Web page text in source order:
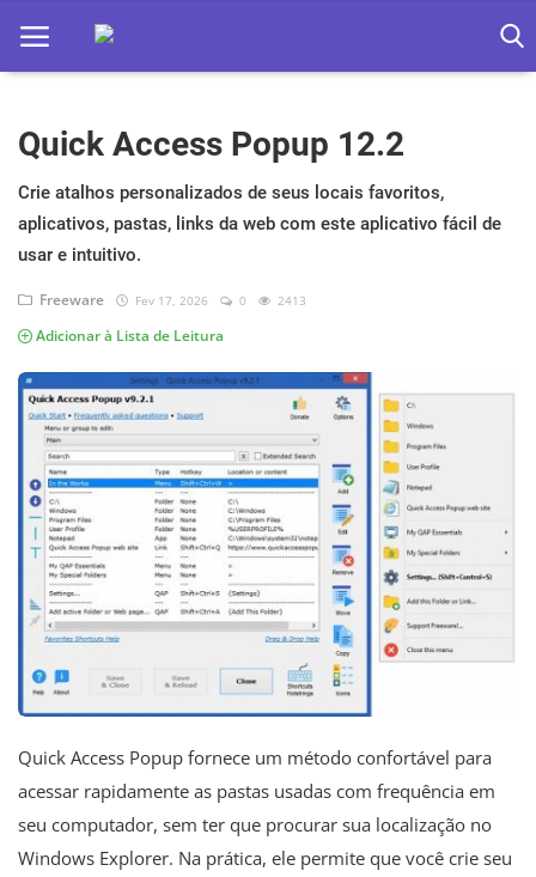
Home
Apps
Ebooks
Games
Web
Música
Jogos hoje na TV
Quick Access Popup 12.2
Crie atalhos personalizados de seus locais favoritos,
aplicativos, pastas, links da web com este aplicativo fácil de
usar e intuitivo.
Freeware Fev 17, 2026 0 2413
Adicionar à Lista de Leitura
Quick Access Popup fornece um método confortável para
acessar rapidamente as pastas usadas com frequência em
seu computador, sem ter que procurar sua localização no
Windows Explorer. Na prática, ele permite que você crie seu